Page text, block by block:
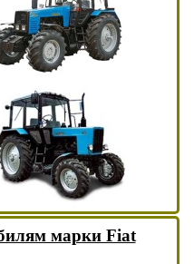
марки Fiat